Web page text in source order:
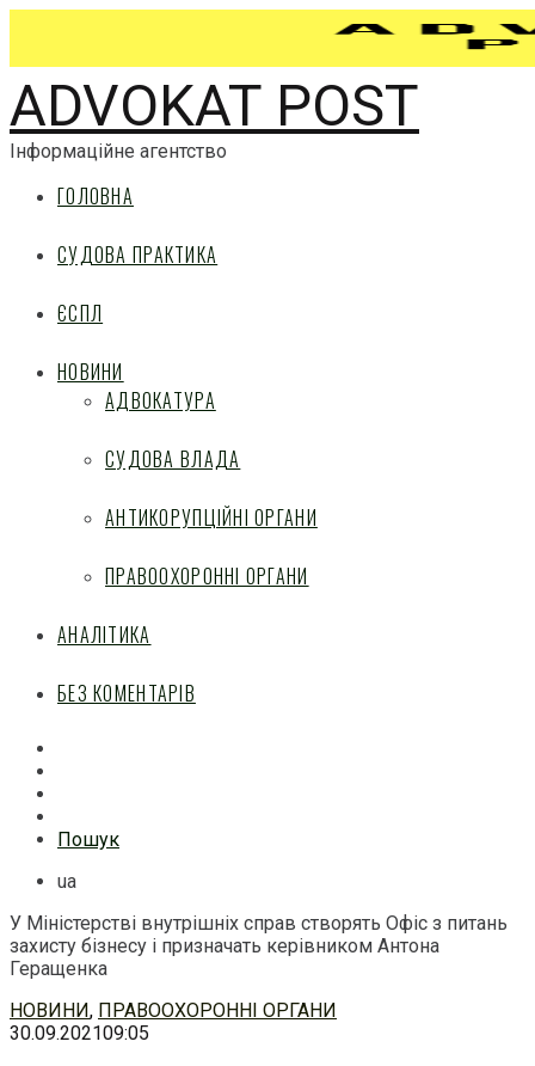
ADVOKAT POST
Інформаційне агентство
ГОЛОВНА
СУДОВА ПРАКТИКА
ЄСПЛ
НОВИНИ
АДВОКАТУРА
СУДОВА ВЛАДА
АНТИКОРУПЦІЙНІ ОРГАНИ
ПРАВООХОРОННІ ОРГАНИ
АНАЛІТИКА
БЕЗ КОМЕНТАРІВ
Пошук
ua
У Міністерстві внутрішніх справ створять Офіс з питань
захисту бізнесу і призначать керівником Антона
Геращенка
Перейти
до
НОВИНИ, ПРАВООХОРОННІ ОРГАНИ
30.09.202109:05